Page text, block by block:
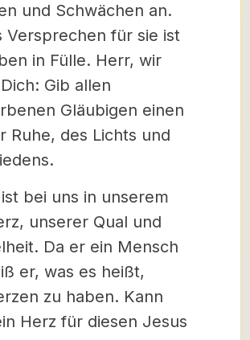
und Schwächen an.
Versprechen für sie ist
in Fülle. Herr, wir
Gib allen
Gläubigen einen
Ruhe, des Lichts und
bei uns in unserem
unserer Qual und
Da er ein Mensch
er, was es heißt,
zu haben. Kann
Herz für diesen Jesus